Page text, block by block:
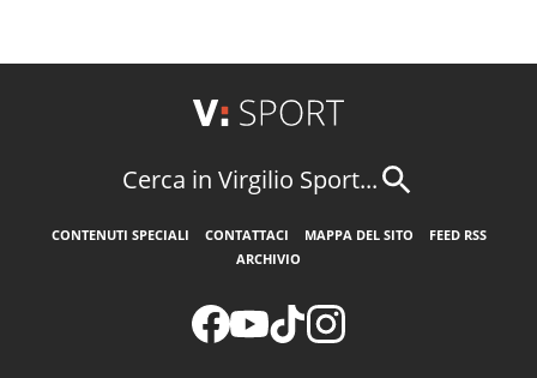
Cerca in Virgilio Sport...
CONTENUTI SPECIALI CONTATTACI MAPPA DEL SITO
FEED RSS
ARCHIVIO